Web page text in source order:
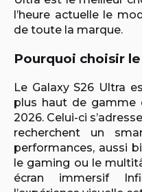
l’heure actuelle le
de toute la marque.
Pourquoi choisir le
Le Galaxy S26 Ultra
plus haut de gamme
2026. Celui-ci
recherchent un
performances, aussi
le gaming ou le
écran immersif